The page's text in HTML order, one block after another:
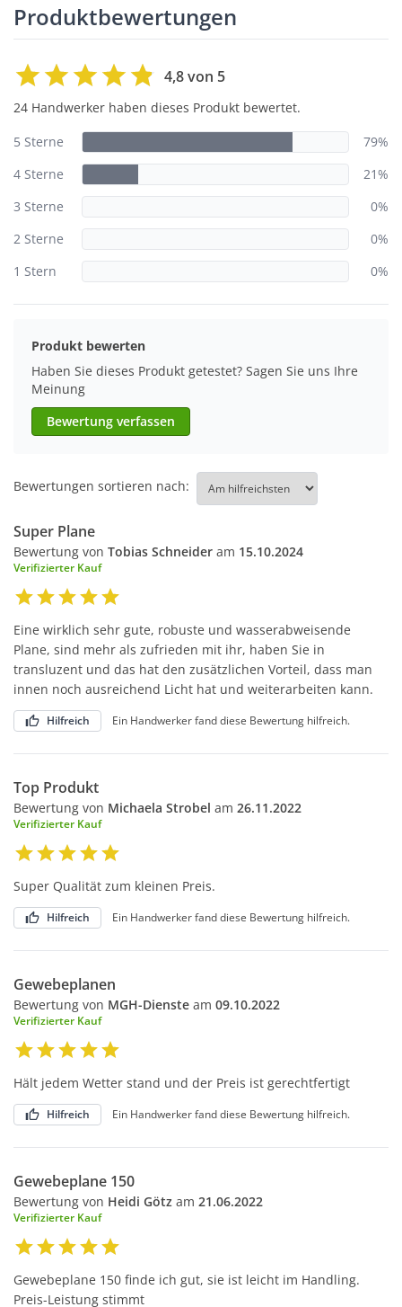
Produktbewertungen
4,8 von 5
24 Handwerker haben dieses Produkt bewertet.
5 Sterne
79%
4 Sterne
21%
3 Sterne
0%
2 Sterne
0%
1 Stern
0%
Produkt bewerten
Haben Sie dieses Produkt getestet? Sagen Sie uns Ihre
Meinung
Bewertung verfassen
Bewertungen sortieren nach:
Super Plane
Bewertung von Tobias Schneider am 15.10.2024
Verifizierter Kauf
Eine wirklich sehr gute, robuste und wasserabweisende
Plane, sind mehr als zufrieden mit ihr, haben Sie in
transluzent und das hat den zusätzlichen Vorteil, dass man
innen noch ausreichend Licht hat und weiterarbeiten kann.
Hilfreich Ein Handwerker fand diese Bewertung hilfreich.
Top Produkt
Bewertung von Michaela Strobel am 26.11.2022
Verifizierter Kauf
Super Qualität zum kleinen Preis.
Hilfreich Ein Handwerker fand diese Bewertung hilfreich.
Gewebeplanen
Bewertung von MGH-Dienste am 09.10.2022
Verifizierter Kauf
Hält jedem Wetter stand und der Preis ist gerechtfertigt
Hilfreich Ein Handwerker fand diese Bewertung hilfreich.
Gewebeplane 150
Bewertung von Heidi Götz am 21.06.2022
Verifizierter Kauf
Gewebeplane 150 finde ich gut, sie ist leicht im Handling.
Preis-Leistung stimmt